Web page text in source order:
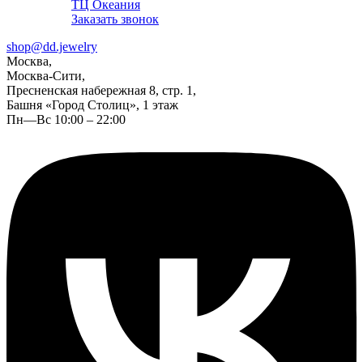
ТЦ Океания
Заказать звонок
shop@dd.jewelry
Москва,
Москва-Сити,
Пресненская набережная 8, стр. 1,
Башня «Город Столиц», 1 этаж
Пн—Вс 10:00 – 22:00